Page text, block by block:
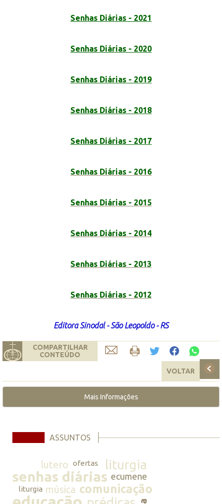
Senhas Diárias - 2021
Senhas Diárias - 2020
Senhas Diárias - 2019
Senhas Diárias - 2018
Senhas Diárias - 2017
Senhas Diárias - 2016
Senhas Diárias - 2015
Senhas Diárias - 2014
Senhas Diárias - 2013
Senhas Diárias - 2012
Editora Sinodal - São Leopoldo - RS
COMPARTILHAR
CONTEÚDO
VOLTAR
Mais Informações
ASSUNTOS
lutero ofertas liturgia
senhas diárias ecumene
liturgia música comunicação